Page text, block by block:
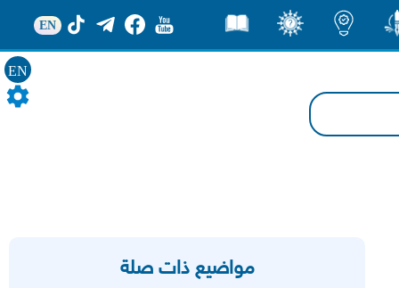
EN
EN
مواضيع ذات صلة